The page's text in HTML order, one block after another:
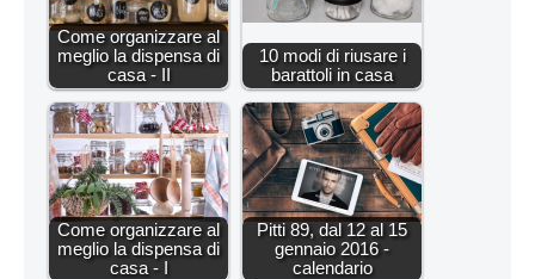
Come organizzare al
meglio la dispensa di
casa - II
10 modi di riusare i
barattoli in casa
Come organizzare al
meglio la dispensa di
casa - I
Pitti 89, dal 12 al 15
gennaio 2016 -
calendario